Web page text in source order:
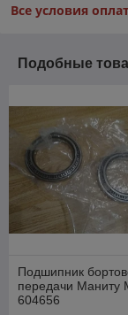
Все условия
Подобные
Подшипник
передачи Маниту
604656